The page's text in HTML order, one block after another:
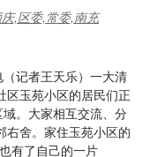
,区委,常委,南充
记者王天乐）一大清
区玉苑小区的居民们正
。大家相互交流、分
右舍。家住玉苑小区的
有了自己的一片